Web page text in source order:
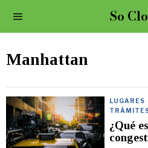
So
Manhattan
LUGARES
¿Qué